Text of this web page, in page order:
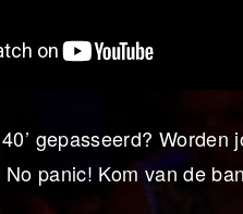
gepasseerd?
panic! Kom van de